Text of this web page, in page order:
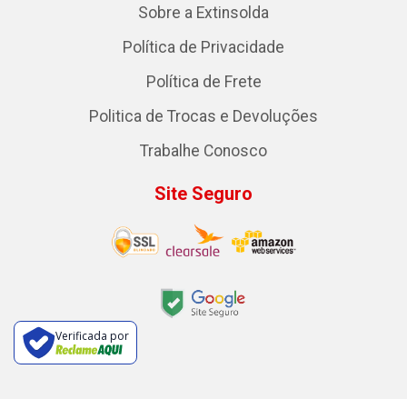
Sobre a Extinsolda
Política de Privacidade
Política de Frete
Politica de Trocas e Devoluções
Trabalhe Conosco
Site Seguro
Verificada por